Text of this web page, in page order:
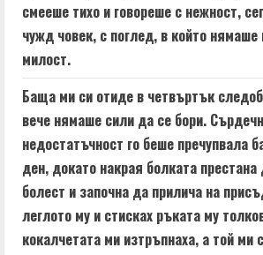
смееше тихо и говореше с нежност,
чужд човек, с поглед, в който нямаше
милост.
Баща ми си отиде в четвъртък
вече нямаше сили да се бори.
недостатъчност го беше пречупвала
ден, докато накрая болката
болест и започна да прилича на
леглото му и стисках ръката му
кокалчетата ми изтръпнаха, а той ми